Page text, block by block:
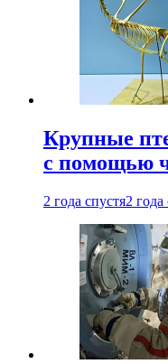
Крупные
с помощью
2 года спустя2 года